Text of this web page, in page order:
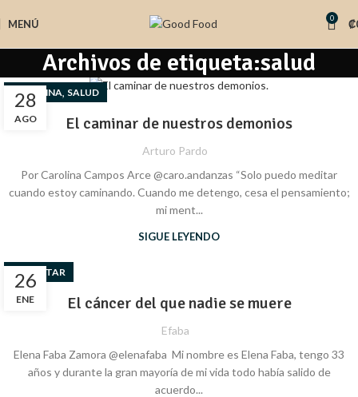
MENÚ 0 ₡
Archivos de etiqueta:salud
28
AGO
COLUMNA, SALUD
El caminar de nuestros demonios
Arturo Pardo
Por Carolina Campos Arce @caro.andanzas “Solo puedo meditar
cuando estoy caminando. Cuando me detengo, cesa el pensamiento;
mi ment...
SIGUE LEYENDO
26
ENE
BIENESTAR
El cáncer del que nadie se muere
Efaba
Elena Faba Zamora @elenafaba Mi nombre es Elena Faba, tengo 33
años y durante la gran mayoría de mi vida todo había salido de
acuerdo...